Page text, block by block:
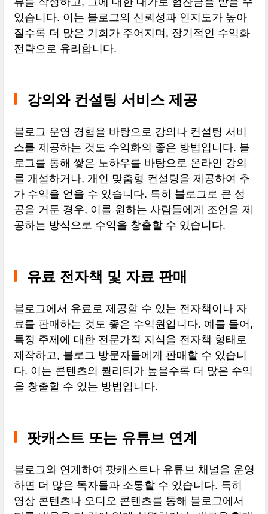
있습니다. 이는 블로그의 신뢰성과 인지도가 높아
질수록 더 많은 기회가 주어지며, 장기적인 수익화
전략으로 유리합니다.
강의와 컨설팅 서비스 제공
블로그 운영 경험을 바탕으로 강의나 컨설팅 서비
스를 제공하는 것도 수익화의 좋은 방법입니다. 블
로그를 통해 쌓은 노하우를 바탕으로 온라인 강의
를 개설하거나, 개인 맞춤형 컨설팅을 제공하여 추
가 수익을 얻을 수 있습니다. 특히 블로그로 큰 성
공을 거둔 경우, 이를 원하는 사람들에게 조언을 제
공하는 방식으로 수익을 창출할 수 있습니다.
유료 전자책 및 자료 판매
블로그에서 유료로 제공할 수 있는 전자책이나 자
료를 판매하는 것도 좋은 수익원입니다. 예를 들어,
특정 주제에 대한 전문가적 지식을 전자책 형태로
제작하고, 블로그 방문자들에게 판매할 수 있습니
다. 이는 콘텐츠의 퀄리티가 높을수록 더 많은 수익
을 창출할 수 있는 방법입니다.
팟캐스트 또는 유튜브 연계
블로그와 연계하여 팟캐스트나 유튜브 채널을 운영
하면 더 많은 독자들과 소통할 수 있습니다. 특히
영상 콘텐츠나 오디오 콘텐츠를 통해 블로그에서